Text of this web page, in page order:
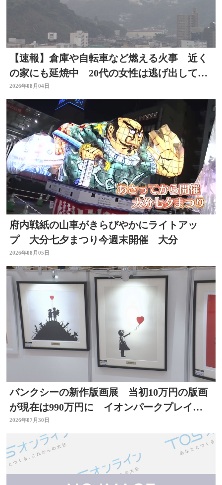
【速報】倉庫や自転車など燃える火事 近く
の家にも延焼中 20代の女性は逃げ出して無
事 大分
2026年08月04日
府内戦紙の山車がきらびやかにライトアッ
プ 大分七夕まつり今週末開催 大分
2026年08月05日
バンクシーの新作版画展 当初10万円の版画
が現在は990万円に イオンパークプレイス
大分店で開催中
2026年07月30日